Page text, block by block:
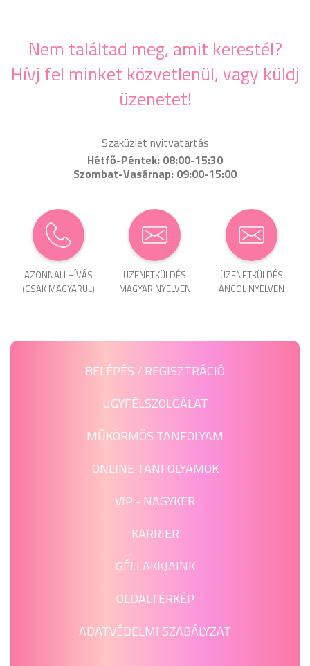
Nem találtad meg, amit kerestél?
Hívj fel minket közvetlenül, vagy küldj
üzenetet!
Szaküzlet nyitvatartás
Hétfő-Péntek: 08:00-15:30
Szombat-Vasárnap: 09:00-15:00
AZONNALI HÍVÁS
(CSAK MAGYARUL)
ÜZENET­KÜLDÉS
MAGYAR NYELVEN
ÜZENET­KÜLDÉS
ANGOL NYELVEN
BELÉPÉS / REGISZTRÁCIÓ
ÜGYFÉLSZOLGÁLAT
MŰKÖRMÖS TANFOLYAM
ONLINE TANFOLYAMOK
VIP - NAGYKER
KARRIER
GÉLLAKKJAINK
OLDALTÉRKÉP
ADATVÉDELMI SZABÁLYZAT